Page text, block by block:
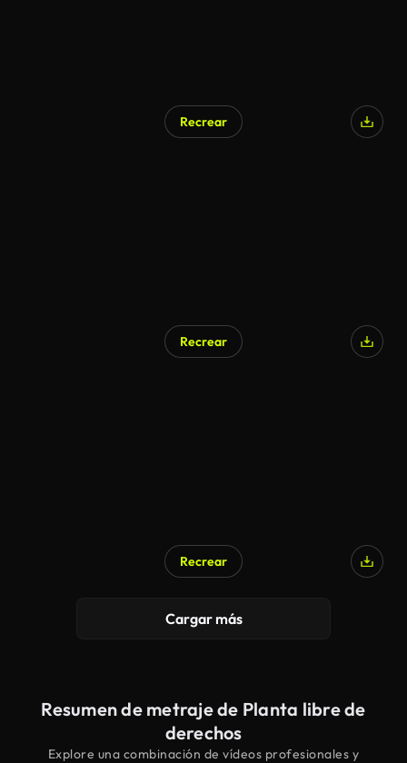
Recrear
Recrear
Recrear
Cargar más
Resumen de metraje de Planta libre de
derechos
Explore una combinación de vídeos profesionales y